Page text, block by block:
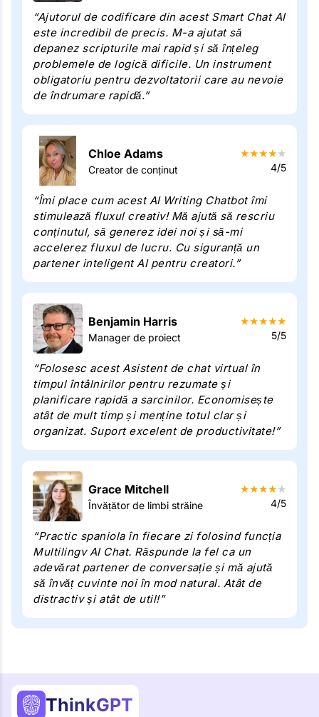
“Ajutorul de codificare din acest Smart Chat AI
este incredibil de precis. M-a ajutat să
depanez scripturile mai rapid și să înțeleg
problemele de logică dificile. Un instrument
obligatoriu pentru dezvoltatorii care au nevoie
de îndrumare rapidă.”
Chloe Adams
Creator de conținut
★★★★★
4/5
“Îmi place cum acest AI Writing Chatbot îmi
stimulează fluxul creativ! Mă ajută să rescriu
conținutul, să generez idei noi și să-mi
accelerez fluxul de lucru. Cu siguranță un
partener inteligent AI pentru creatori.”
Benjamin Harris
Manager de proiect
★★★★★
5/5
“Folosesc acest Asistent de chat virtual în
timpul întâlnirilor pentru rezumate și
planificare rapidă a sarcinilor. Economisește
atât de mult timp și menține totul clar și
organizat. Suport excelent de productivitate!”
Grace Mitchell
Învățător de limbi străine
★★★★★
4/5
“Practic spaniola în fiecare zi folosind funcția
Multilingv AI Chat. Răspunde la fel ca un
adevărat partener de conversație și mă ajută
să învăț cuvinte noi în mod natural. Atât de
distractiv și atât de util!”
ThinkGPT